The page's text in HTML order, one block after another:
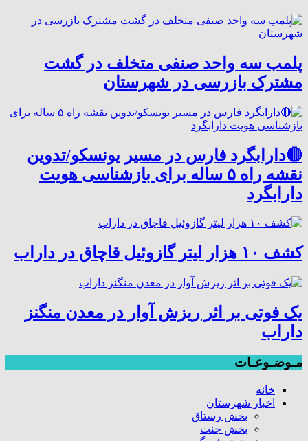
پلمب سه واحد صنفی متخلف در گشت
مشترک بازرسی در شهرستان
🔴دارابگرد فارس در مسیر یونسکو/تدوین
نقشه راه ۵ ساله برای بازشناسی هویت
دارابگرد
کشف ۱۰ هزار لیتر گازوئیل قاچاق در داراب
یک فوتی بر اثر ریزش آوار در معدن منگنز
داراب
مـوضـوعـات
خانه
اخبار شهرستان
بخش رستاق
بخش جنت